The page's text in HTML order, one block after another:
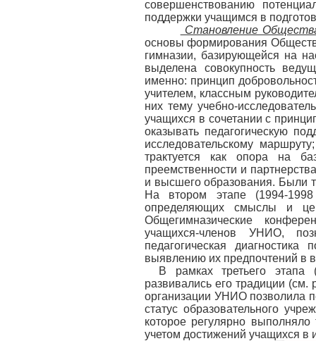
совершенствованию
поддержки учащимся в
Становление
основы формирования
гимназии, базирующейся на
выделена совокупность
именно: принцип
учителем, классным
них тему учебно-
учащихся в сочетании с
оказывать педагогическую
исследовательскому
трактуется как опора на
преемственности и
и высшего образования. Были
На втором этапе (1994-
определяющих смыслы и
Общегимназические
учащихся-членов УНИО,
педагогическая
выявлению их предпочтений в
В рамках третьего этапа
развивались его традиции (см.
организации УНИО позволила
статус образовательного
которое регулярно
учетом достижений учащихся в